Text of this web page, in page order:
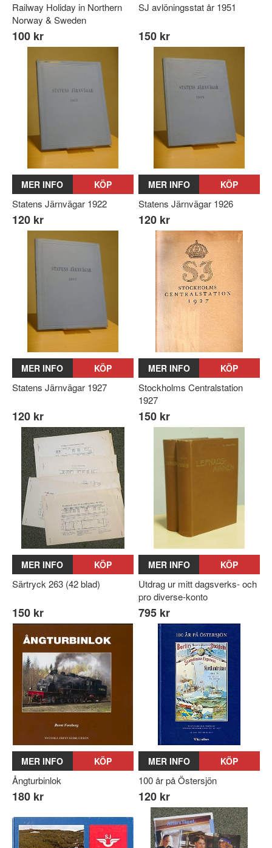
Railway Holiday in Northern
Norway & Sweden
100 kr
SJ avlöningsstat år 1951
150 kr
MER INFO KÖP
Statens Järnvägar 1922
120 kr
MER INFO KÖP
Statens Järnvägar 1926
120 kr
MER INFO KÖP
Statens Järnvägar 1927
120 kr
MER INFO KÖP
Stockholms Centralstation
1927
150 kr
MER INFO KÖP
Särtryck 263 (42 blad)
150 kr
MER INFO KÖP
Utdrag ur mitt dagsverks- och
pro diverse-konto
795 kr
MER INFO KÖP
Ångturbinlok
180 kr
MER INFO KÖP
100 år på Östersjön
120 kr